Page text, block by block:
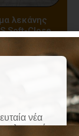
λεκάνης
Soft-Close